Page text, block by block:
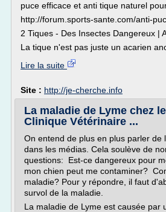
puce efficace et anti tique naturel
http://forum.sports-sante.com/anti-
2 Tiques - Des Insectes Dangereux |
La tique n'est pas juste un acarien
Lire la suite
Site : http://je-cherche.info
La maladie de Lyme chez
Clinique Vétérinaire ...
On entend de plus en plus parler de
dans les médias. Cela soulève de
questions: Est-ce dangereux pour
mon chien peut me contaminer?
maladie? Pour y répondre, il faut
survol de la maladie.
La maladie de Lyme est causée par